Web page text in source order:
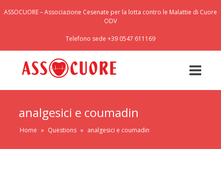
ASSOCUORE – Associazione Cesenate per la lotta contro le Malattie di Cuore
ODV
Telefono sede +39 0547 611169
analgesici e coumadin
Home » Questions » analgesici e coumadin